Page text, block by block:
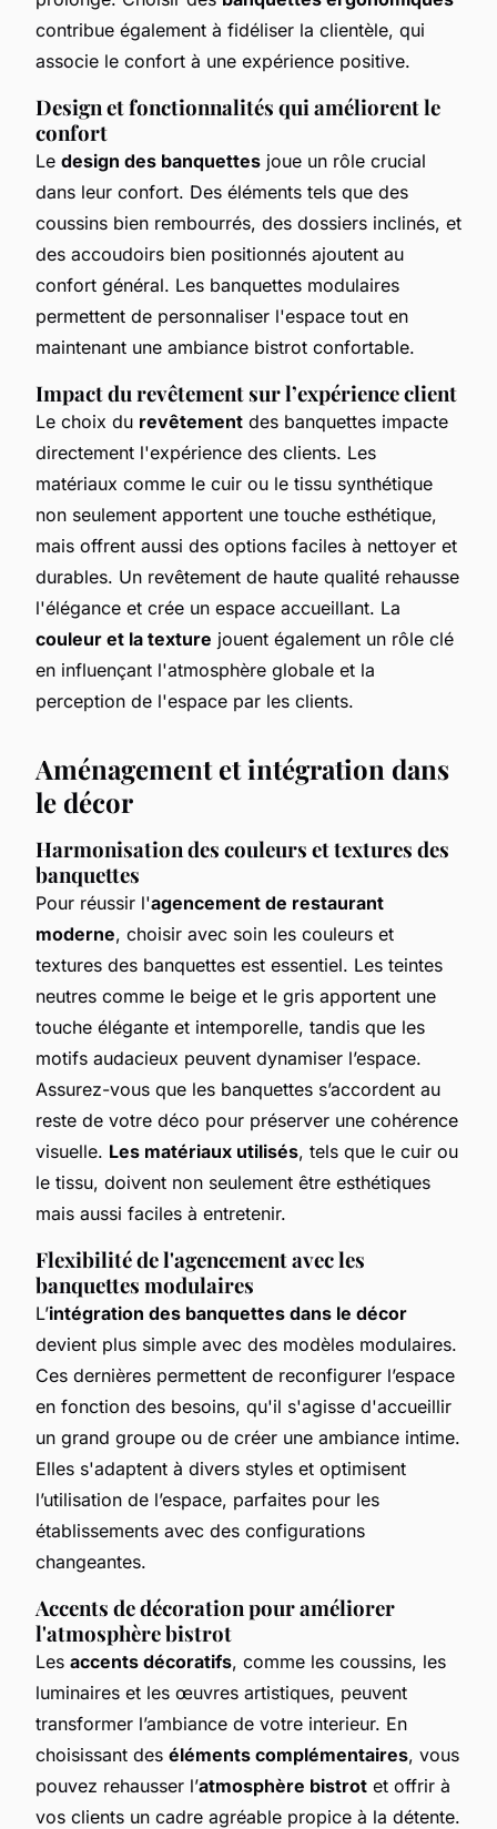
contribue également à fidéliser la clientèle, qui
associe le confort à une expérience positive.
Design et fonctionnalités qui améliorent le
confort
Le design des banquettes joue un rôle crucial
dans leur confort. Des éléments tels que des
coussins bien rembourrés, des dossiers inclinés, et
des accoudoirs bien positionnés ajoutent au
confort général. Les banquettes modulaires
permettent de personnaliser l'espace tout en
maintenant une ambiance bistrot confortable.
Impact du revêtement sur l’expérience client
Le choix du revêtement des banquettes impacte
directement l'expérience des clients. Les
matériaux comme le cuir ou le tissu synthétique
non seulement apportent une touche esthétique,
mais offrent aussi des options faciles à nettoyer et
durables. Un revêtement de haute qualité rehausse
l'élégance et crée un espace accueillant. La
couleur et la texture jouent également un rôle clé
en influençant l'atmosphère globale et la
perception de l'espace par les clients.
Aménagement et intégration dans
le décor
Harmonisation des couleurs et textures des
banquettes
Pour réussir l'agencement de restaurant
moderne, choisir avec soin les couleurs et
textures des banquettes est essentiel. Les teintes
neutres comme le beige et le gris apportent une
touche élégante et intemporelle, tandis que les
motifs audacieux peuvent dynamiser l’espace.
Assurez-vous que les banquettes s’accordent au
reste de votre déco pour préserver une cohérence
visuelle. Les matériaux utilisés, tels que le cuir ou
le tissu, doivent non seulement être esthétiques
mais aussi faciles à entretenir.
Flexibilité de l'agencement avec les
banquettes modulaires
L’intégration des banquettes dans le décor
devient plus simple avec des modèles modulaires.
Ces dernières permettent de reconfigurer l’espace
en fonction des besoins, qu'il s'agisse d'accueillir
un grand groupe ou de créer une ambiance intime.
Elles s'adaptent à divers styles et optimisent
l’utilisation de l’espace, parfaites pour les
établissements avec des configurations
changeantes.
Accents de décoration pour améliorer
l'atmosphère bistrot
Les accents décoratifs, comme les coussins, les
luminaires et les œuvres artistiques, peuvent
transformer l’ambiance de votre interieur. En
choisissant des éléments complémentaires, vous
pouvez rehausser l’atmosphère bistrot et offrir à
vos clients un cadre agréable propice à la détente.